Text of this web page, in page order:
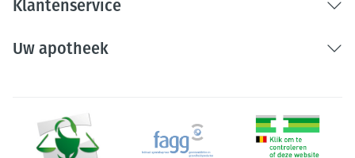
Klantenservice
Uw apotheek